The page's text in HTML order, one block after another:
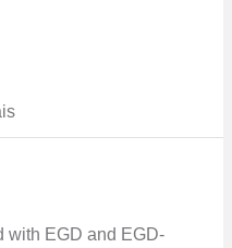
with EGD and EGD-